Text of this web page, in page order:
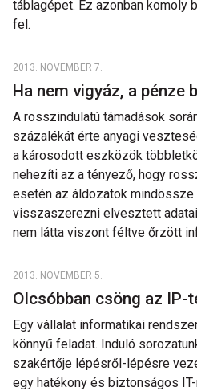
táblagépet. Ez azonban komoly
fel.
2013. NOVEMBER 7.
Ha nem vigyáz, a pénze
A rosszindulatú támadások
százalékát érte anyagi
a károsodott eszközök
nehezíti az a tényező, hogy
esetén az áldozatok
visszaszerezni elvesztett
nem látta viszont féltve őrzött
2013. NOVEMBER 5.
Olcsóbban csöng az IP-
Egy vállalat informatikai
könnyű feladat. Induló
szakértője lépésről-lépésre
egy hatékony és biztonságos